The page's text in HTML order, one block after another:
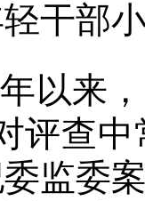
干部
以来
评查
监委